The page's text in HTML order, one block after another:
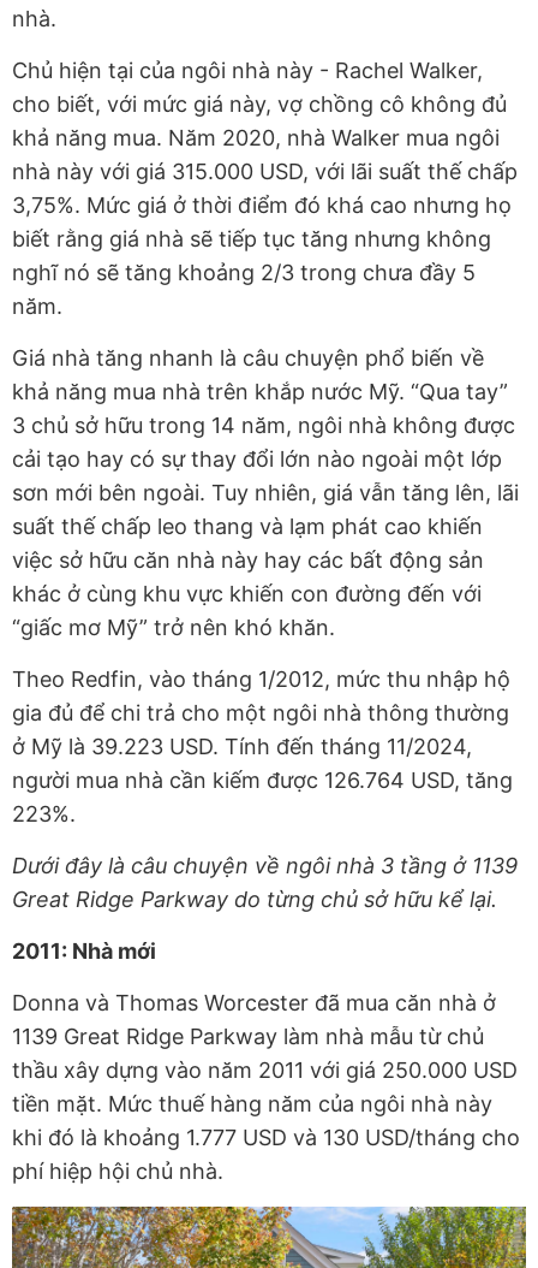
nhà.
Chủ hiện tại của ngôi nhà này - Rachel Walker,
cho biết, với mức giá này, vợ chồng cô không đủ
khả năng mua. Năm 2020, nhà Walker mua ngôi
nhà này với giá 315.000 USD, với lãi suất thế chấp
3,75%. Mức giá ở thời điểm đó khá cao nhưng họ
biết rằng giá nhà sẽ tiếp tục tăng nhưng không
nghĩ nó sẽ tăng khoảng 2/3 trong chưa đầy 5
năm.
Giá nhà tăng nhanh là câu chuyện phổ biến về
khả năng mua nhà trên khắp nước Mỹ. “Qua tay”
3 chủ sở hữu trong 14 năm, ngôi nhà không được
cải tạo hay có sự thay đổi lớn nào ngoài một lớp
sơn mới bên ngoài. Tuy nhiên, giá vẫn tăng lên, lãi
suất thế chấp leo thang và lạm phát cao khiến
việc sở hữu căn nhà này hay các bất động sản
khác ở cùng khu vực khiến con đường đến với
“giấc mơ Mỹ” trở nên khó khăn.
Theo Redfin, vào tháng 1/2012, mức thu nhập hộ
gia đủ để chi trả cho một ngôi nhà thông thường
ở Mỹ là 39.223 USD. Tính đến tháng 11/2024,
người mua nhà cần kiếm được 126.764 USD, tăng
223%.
Dưới đây là câu chuyện về ngôi nhà 3 tầng ở 1139
Great Ridge Parkway do từng chủ sở hữu kể lại.
2011: Nhà mới
Donna và Thomas Worcester đã mua căn nhà ở
1139 Great Ridge Parkway làm nhà mẫu từ chủ
thầu xây dựng vào năm 2011 với giá 250.000 USD
tiền mặt. Mức thuế hàng năm của ngôi nhà này
khi đó là khoảng 1.777 USD và 130 USD/tháng cho
phí hiệp hội chủ nhà.